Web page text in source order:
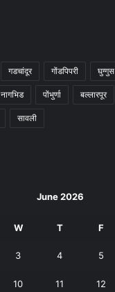
गडचांदूर गोंडपिपरी घुग्गुस
नागभिड पोंभुर्णा बल्लारपूर
सावली
June 2026
W T F
3 4 5
10 11 12